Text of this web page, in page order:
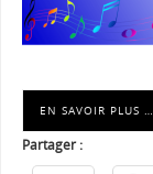
EN SAVOIR PLUS …
Partager :